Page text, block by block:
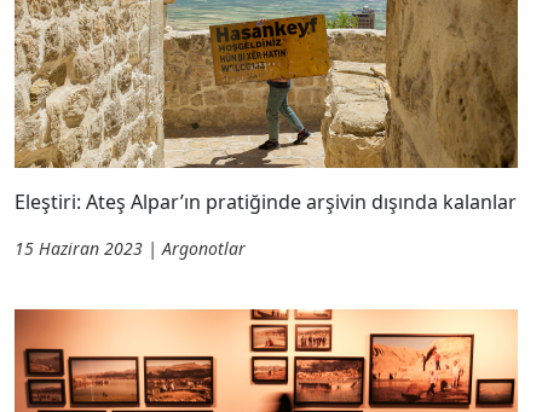
Eleştiri: Ateş Alpar’ın pratiğinde arşivin dışında kalanlar
15 Haziran 2023 | Argonotlar